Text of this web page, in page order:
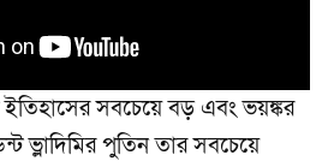
ইতিহাসের সবচেয়ে বড় এবং ভয়ঙ্কর
ভ্লাদিমির পুতিন তার সবচেয়ে